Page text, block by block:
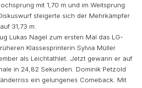
mit 1,70 m und im Weitsprung
steigerte sich der Mehrkämpfer
31,73 m.
Lukas Nagel zum ersten Mal das LG-
Klassesprinterin Sylvia Müller
als Leichtathlet. Jetzt gewann er auf
in 24,82 Sekunden. Dominik Petzold
ein gelungenes Comeback. Mit